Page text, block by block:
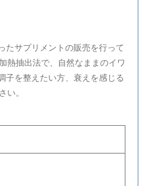
たサプリメントの販売を行って
熱抽出法で、自然なままのイワ
子を整えたい方、衰えを感じる
い。